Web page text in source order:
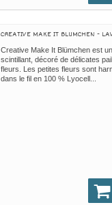
CREATIVE MAKE IT BLUMCHEN -
Creative Make It Blümchen est
scintillant, décoré de délicates
fleurs. Les petites fleurs sont
dans le fil en 100 % Lyocell...